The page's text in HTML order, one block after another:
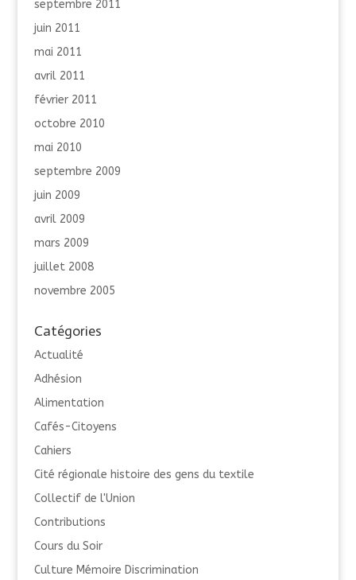
septembre 2011
juin 2011
mai 2011
avril 2011
février 2011
octobre 2010
mai 2010
septembre 2009
juin 2009
avril 2009
mars 2009
juillet 2008
novembre 2005
Catégories
Actualité
Adhésion
Alimentation
Cafés-Citoyens
Cahiers
Cité régionale histoire des gens du textile
Collectif de l'Union
Contributions
Cours du Soir
Culture Mémoire Discrimination